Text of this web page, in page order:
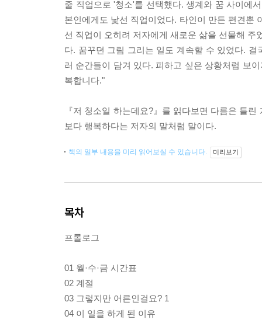
줄 직업으로 '청소'를 선택했다. 생계와 꿈 사이에
본인에게도 낯선 직업이었다. 타인이 만든 편견뿐
선 직업이 오히려 저자에게 새로운 삶을 선물해
다. 꿈꾸던 그림 그리는 일도 계속할 수 있었다.
러 순간들이 담겨 있다. 피하고 싶은 상황처럼 보
복합니다."
『저 청소일 하는데요?』를 읽다보면 다름은 틀
보다 행복하다는 저자의 말처럼 말이다.
책의 일부 내용을 미리 읽어보실 수 있습니다. 미리보기
목차
프롤로그
01 월·수·금 시간표
02 계절
03 그렇지만 어른인걸요? 1
04 이 일을 하게 된 이유